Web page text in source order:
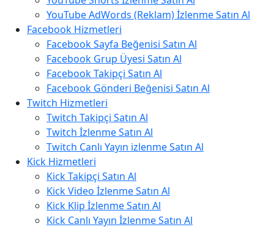
YouTube AdWords (Reklam) İzlenme Satın Al
Facebook Hizmetleri
Facebook Sayfa Beğenisi Satın Al
Facebook Grup Üyesi Satın Al
Facebook Takipçi Satın Al
Facebook Gönderi Beğenisi Satın Al
Twitch Hizmetleri
Twitch Takipçi Satın Al
Twitch İzlenme Satın Al
Twitch Canlı Yayın izlenme Satın Al
Kick Hizmetleri
Kick Takipçi Satın Al
Kick Video İzlenme Satın Al
Kick Klip İzlenme Satın Al
Kick Canlı Yayın İzlenme Satın Al